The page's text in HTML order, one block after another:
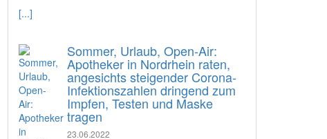
[...]
Sommer, Urlaub, Open-Air:
Apotheker in Nordrhein raten,
angesichts steigender Corona-
Infektionszahlen dringend zum
Impfen, Testen und Maske
tragen
23.06.2022